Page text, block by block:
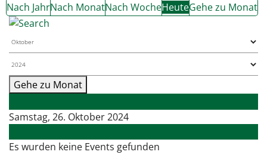
Nach JahrNach MonatNach WocheHeuteGehe zu Monat
Gehe zu Monat
Samstag, 26. Oktober 2024
Es wurden keine Events gefunden